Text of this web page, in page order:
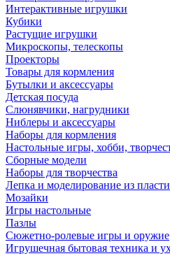
Интерактивные игрушки
Кубики
Растущие игрушки
Микроскопы, телескопы
Проекторы
Товары для кормления
Бутылки и аксессуары
Детская посуда
Слюнявчики, нагрудники
Ниблеры и аксессуары
Наборы для кормления
Настольные игры, хобби,
Сборные модели
Наборы для творчества
Лепка и моделирование из
Мозайки
Игры настольные
Пазлы
Сюжетно-ролевые игры и оружие
Игрушечная бытовая техника и